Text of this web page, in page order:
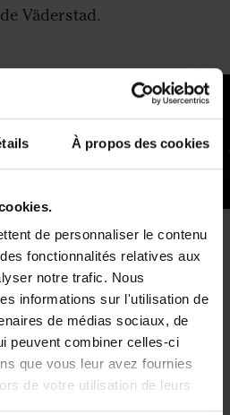
À propos des cookies
de personnaliser le contenu
fonctionnalités relatives aux
notre trafic. Nous
informations sur l'utilisation de
de médias sociaux, de
peuvent combiner celles-ci
que vous leur avez fournies
de votre utilisation de leurs
Väderstad.
coordonne tout
sans-fil à la machine via la
sur la machine. La
réseau sans-fil donc il
de connexion Internet.